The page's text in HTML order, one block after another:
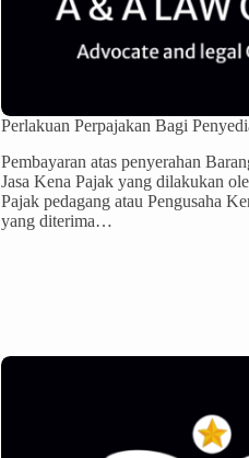
Perlakuan Perpajakan Bagi
Pembayaran atas penyerahan
Jasa Kena Pajak yang dilakukan
Pajak pedagang atau Pengusaha
yang diterima…